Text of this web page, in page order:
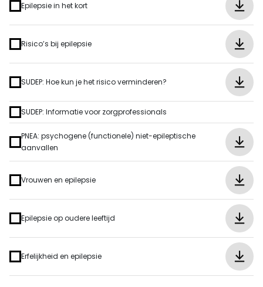
Epilepsie in het kort
Risico’s bij epilepsie
SUDEP: Hoe kun je het risico verminderen?
SUDEP: Informatie voor zorgprofessionals
PNEA: psychogene (functionele) niet-epileptische
aanvallen
Vrouwen en epilepsie
Epilepsie op oudere leeftijd
Erfelijkheid en epilepsie